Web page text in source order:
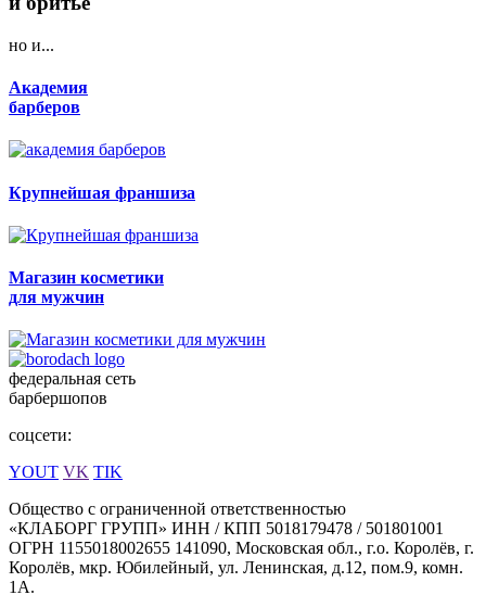
но и...
Академия
барберов
Крупнейшая франшиза
Магазин косметики
для мужчин
федеральная сеть
барбершопов
соцсети:
YOUT VK TIK
Общество с ограниченной ответственностью
«КЛАБОРГ ГРУПП» ИНН / КПП 5018179478 / 501801001
ОГРН 1155018002655 141090, Московская обл., г.о. Королёв, г.
Королёв, мкр. Юбилейный, ул. Ленинская, д.12, пом.9, комн.
1А.